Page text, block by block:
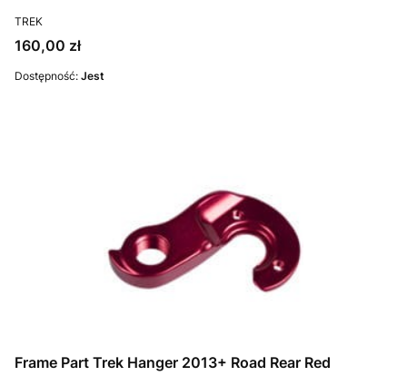
PRODUCENT
TREK
Cena
160,00 zł
Dostępność: Jest
Frame Part Trek Hanger 2013+ Road Rear Red